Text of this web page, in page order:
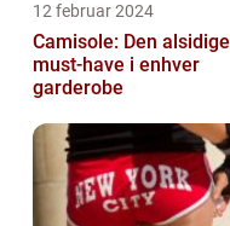
12 februar 2024
Camisole: Den alsidige
must-have i enhver
garderobe